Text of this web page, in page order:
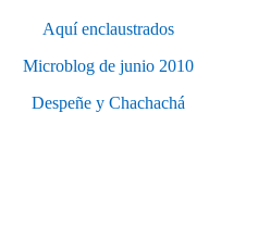
Aquí enclaustrados
Microblog de junio 2010
Despeñe y Chachachá